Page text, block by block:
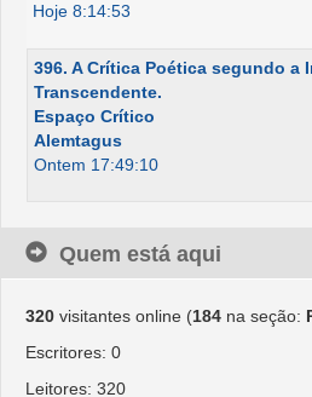
Hoje 8:14:53
396. A Crítica Poética segundo a
Transcendente.
Espaço Crítico
Alemtagus
Ontem 17:49:10
Quem está aqui
320 visitantes online (184 na seção:
Escritores: 0
Leitores: 320